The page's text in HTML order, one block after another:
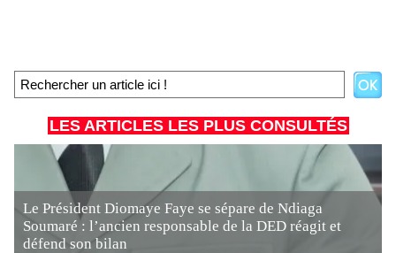
LES ARTICLES LES PLUS CONSULTÉS
Le Président Diomaye Faye se sépare de Ndiaga
Soumaré : l’ancien responsable de la DED réagit et
défend son bilan